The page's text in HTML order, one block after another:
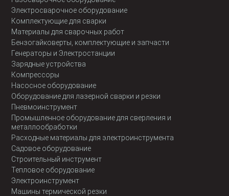
Электросварочное оборудование
Комплектующие для сварки
Материалы для сварочных работ
Бензогайковерты, комплектующие и запчасти
Генераторы и Электростанции
Зарядные устройства
Компрессоры
Насосное оборудование
Оборудование для лазерной сварки и резки
Пневмоинструмент
Промышленное оборудование для сверления и
металлообработки
Расходные материалы для электроинструмента
Садовое оборудование
Строительный инструмент
Тепловое оборудование
Электроинструмент
Машины термической резки